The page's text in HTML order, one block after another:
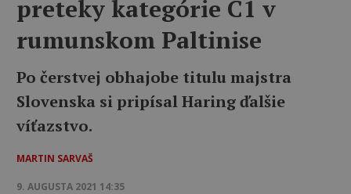
preteky kategórie C1 v
rumunskom Paltinise
Po čerstvej obhajobe titulu majstra
Slovenska si pripísal Haring ďalšie
víťazstvo.
MARTIN SARVAŠ
9. AUGUSTA 2021 14:35